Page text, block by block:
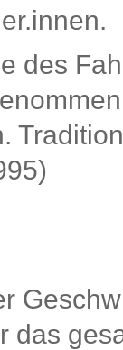
des
das